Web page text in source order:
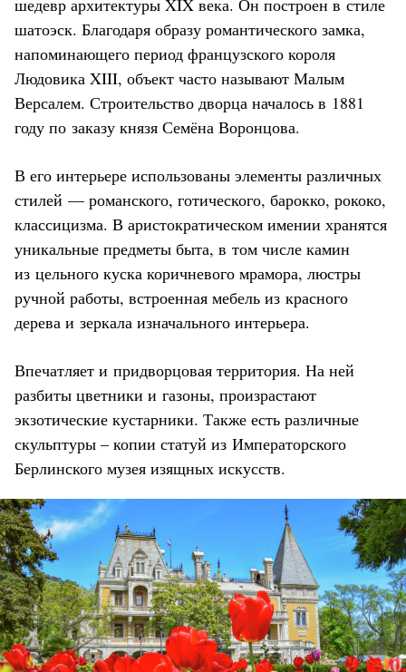
шедевр архитектуры XIX века. Он построен в стиле
шатоэск. Благодаря образу романтического замка,
напоминающего период французского короля
Людовика XIII, объект часто называют Малым
Версалем. Строительство дворца началось в 1881
году по заказу князя Семёна Воронцова.
В его интерьере использованы элементы различных
стилей — романского, готического, барокко, рококо,
классицизма. В аристократическом имении хранятся
уникальные предметы быта, в том числе камин
из цельного куска коричневого мрамора, люстры
ручной работы, встроенная мебель из красного
дерева и зеркала изначального интерьера.
Впечатляет и придворцовая территория. На ней
разбиты цветники и газоны, произрастают
экзотические кустарники. Также есть различные
скульптуры – копии статуй из Императорского
Берлинского музея изящных искусств.